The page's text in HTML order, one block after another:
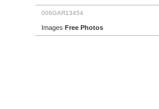
006GAR13454
Images Free Photos